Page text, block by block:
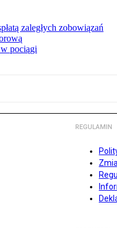
zaległych zobowiązań
pociągi
REGULAMIN